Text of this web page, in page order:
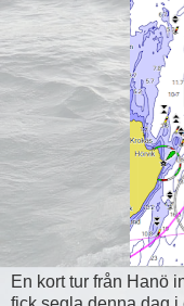
En kort tur från Hanö